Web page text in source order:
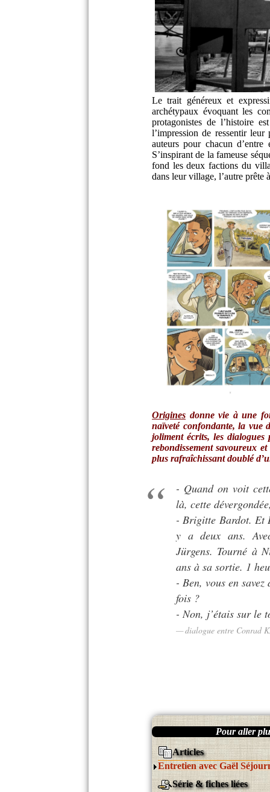
Le trait généreux et
archétypaux évoquant les
protagonistes de l’histoire
l’impression de ressentir
auteurs pour chacun
S’inspirant de la fameuse
fond les deux factions du
dans leur village, l’autre
Origines donne vie à une
naïveté confondante, la vue
joliment écrits, les
rebondissement savoureux
plus rafraîchissant doublé
- Quand on voit
là, cette
- Brigitte Bardot. Et
y a deux ans.
Jürgens. Tourné à
ans à sa sortie. 1
- Ben, vous en
fois ?
- Non, j’étais sur le
dialogue entre Conrad
Pour aller
Articles
Entretien avec Gaël
Série & fiches liées